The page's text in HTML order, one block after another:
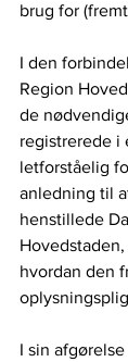
brug for
I den
Region
de
registrerede i
letforståelig
anledning til
henstillede
hvordan den
I sin